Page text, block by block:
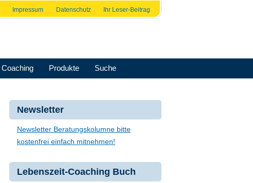
Impressum Datenschutz Ihr Leser-Beitrag
Coaching Produkte Suche
Newsletter
Newsletter Beratungskolumne bitte
kostenfrei einfach mitnehmen!
Lebenszeit-Coaching Buch